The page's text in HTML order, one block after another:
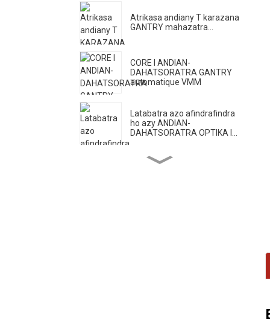
Atrikasa andiany T karazana
GANTRY mahazatra...
CORE I ANDIAN-
DAHATSORATRA GANTRY
automatique VMM
Latabatra azo afindrafindra
ho azy ANDIAN-
DAHATSORATRA OPTIKA I...
Tetezana OPTIC II ANDIAN-